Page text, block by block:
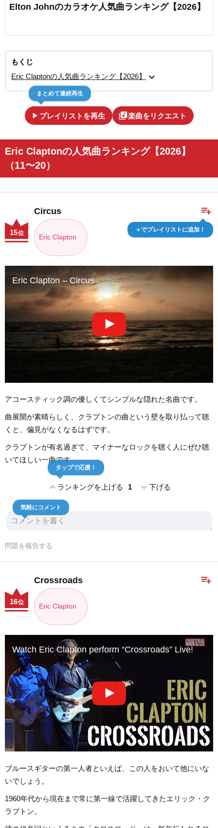
Elton Johnのカラオケ人気曲ランキング【2026】
もくじ
Eric Claptonの人気曲ランキング【2026】
expand_more
play_arrow プレイリストを再生
まとめて連続再生
library_music楽曲をリクエスト
Eric Claptonの人気曲ランキング【2026】
（11〜20）
playlist_add
＋でプレイリストに追加！
Circus
Eric Clapton
15位
Eric Clapton – Circus
アコースティック調の優しくてシンプルな隠れた名曲です。
曲展開が素晴らしく、クラプトンの曲という壁を取り払って聴
くと、偏見がなくなるはずです。
クラプトンが有名過ぎて、マイナーなロックを聴く人にぜひ聴
いてほしい一曲です。
expand_lessランキングを上げる 1
タップで応援！
expand_more下げる
気軽にコメント
問題を報告する
playlist_add
Crossroads
Eric Clapton
16位
Watch Eric Clapton perform “Crossroads” Live!
ブルースギターの第一人者といえば、この人をおいて他にいな
いでしょう。
1960年代から現在まで常に第一線で活躍してきたエリック・ク
ラプトン。